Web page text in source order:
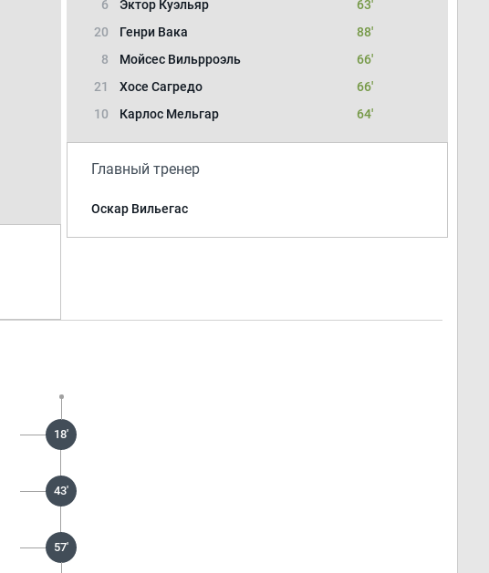
6
Эктор Куэльяр
63'
20
Генри Вака
88'
8
Мойсес Вильрроэль
66'
21
Хосе Сагредо
66'
10
Карлос Мельгар 64'
Главный тренер
Оскар Вильегас
18'
43'
57'